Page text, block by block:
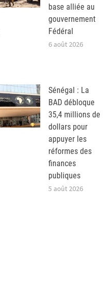
base alliée au
gouvernement
Fédéral
6 août 2026
Sénégal : La
BAD débloque
35,4 millions de
dollars pour
appuyer les
réformes des
finances
publiques
5 août 2026